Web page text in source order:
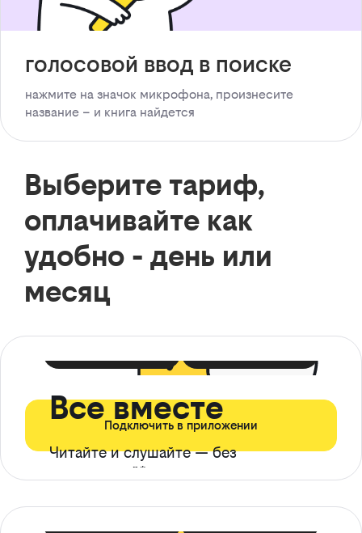
голосовой ввод в поиске
нажмите на значок микрофона, произнесите
название – и книга найдется
Выберите тариф,
оплачивайте как
удобно - день или
месяц
Все вместе
Читайте и слушайте — без
ограничений*
Подключить в приложении